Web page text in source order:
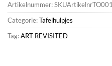
Artikelnummer:SKUArtikelnrTO001
Categorie:Tafelhulpjes
Tag:ART REVISITED